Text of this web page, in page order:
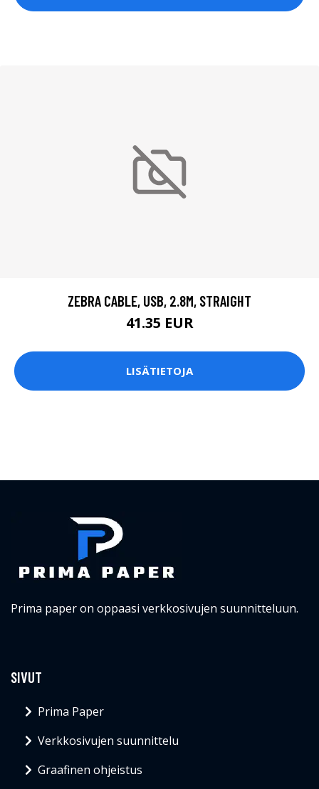
ZEBRA CABLE, USB, 2.8M, STRAIGHT
41.35 EUR
LISÄTIETOJA
Prima paper on oppaasi verkkosivujen suunnitteluun.
SIVUT
Prima Paper
Verkkosivujen suunnittelu
Graafinen ohjeistus